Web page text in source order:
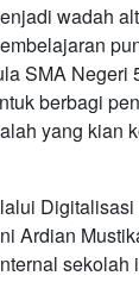
wadah
SMA Negeri
berbagi
yang kian
Ardian